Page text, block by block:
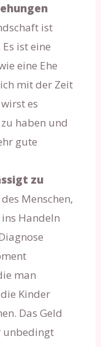
ist
ist eine
eine Ehe
mit der Zeit
es
haben und
gute
zu
Menschen,
Handeln
man
Kinder
Das Geld
unbedingt